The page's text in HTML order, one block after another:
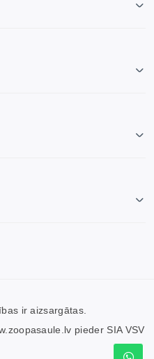
ir aizsargātas.
pieder SIA VSV